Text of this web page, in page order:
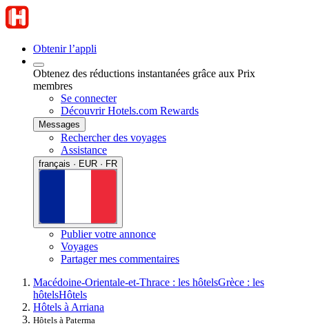
Obtenir l’appli
Obtenez des réductions instantanées grâce aux Prix
membres
Se connecter
Découvrir Hotels.com Rewards
Messages
Rechercher des voyages
Assistance
français · EUR · FR
Publier votre annonce
Voyages
Partager mes commentaires
Macédoine-Orientale-et-Thrace : les hôtelsGrèce : les
hôtelsHôtels
Hôtels à Arriana
Hôtels à Paterma